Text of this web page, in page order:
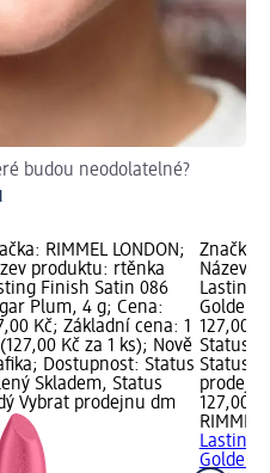
budou neodolatelné?
RIMMEL LONDON;
produktu: rtěnka
Finish Satin 086
Plum, 4 g; Cena:
Kč; Základní cena: 1
Kč za 1 ks); Nově
Dostupnost: Status
Skladem, Status
Vybrat prodejnu dm
Značka:
Název
Lasting
Golden
127,00
Status
Status
127,00
RIMMEL
Lasting
Golden